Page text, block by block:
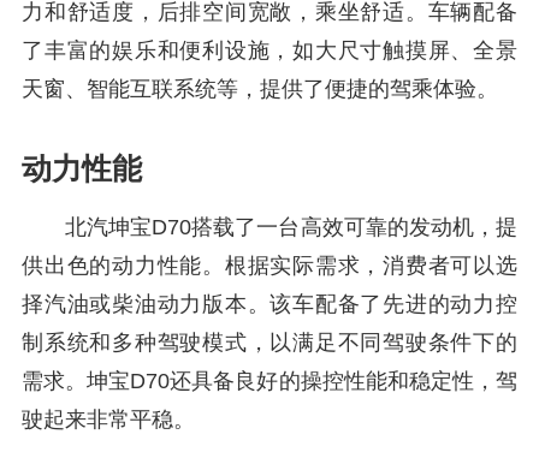
力和舒适度，后排空间宽敞，乘坐舒适。车辆配备
了丰富的娱乐和便利设施，如大尺寸触摸屏、全景
天窗、智能互联系统等，提供了便捷的驾乘体验。
动力性能
北汽坤宝D70搭载了一台高效可靠的发动机，提
供出色的动力性能。根据实际需求，消费者可以选
择汽油或柴油动力版本。该车配备了先进的动力控
制系统和多种驾驶模式，以满足不同驾驶条件下的
需求。坤宝D70还具备良好的操控性能和稳定性，驾
驶起来非常平稳。